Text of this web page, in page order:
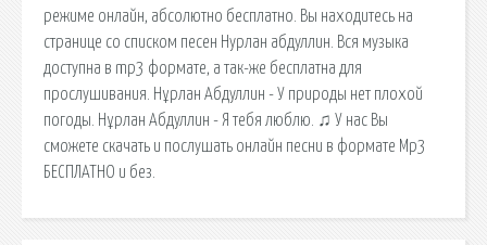
режиме онлайн, абсолютно бесплатно. Вы находитесь на
странице со списком песен Нурлан абдуллин. Вся музыка
доступна в mp3 формате, а так-же бесплатна для
прослушивания. Нұрлан Абдуллин - У природы нет плохой
погоды. Нұрлан Абдуллин - Я тебя люблю. ♫ У нас Вы
сможете скачать и послушать онлайн песни в формате Mp3
БЕСПЛАТНО и без.